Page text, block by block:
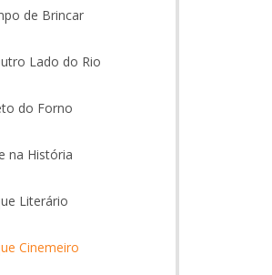
de Brincar
Lado do Rio
do Forno
na História
Literário
Cinemeiro